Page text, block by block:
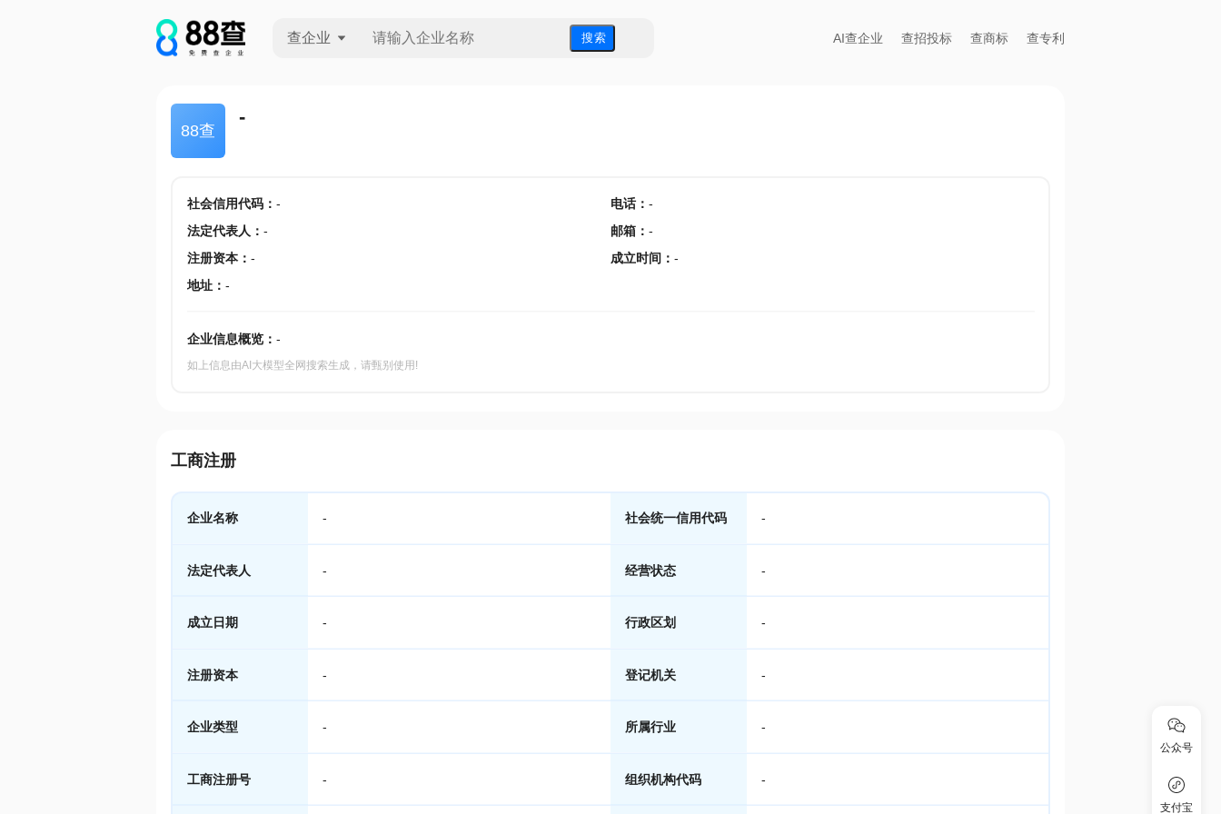
查企业 搜 索 AI查企业 查招投标 查商标 查专利
88查
-
社会信用代码： - 电话： -
法定代表人 ： - 邮箱 ： -
注册资本： - 成立时间 ： -
地址： -
企业信息概览： -
如上信息由AI大模型全网搜索生成，请甄别使用!
工商注册
企业名称 - 社会统一信用代码 -
法定代表人 - 经营状态 -
成立日期 - 行政区划 -
注册资本 - 登记机关 -
企业类型 - 所属行业 -
工商注册号 - 组织机构代码 -
公众号
支付宝